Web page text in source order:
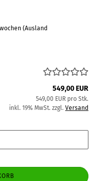
(Ausland
549,00 EUR
549,00 EUR pro Stk.
inkl. 19% MwSt. zzgl. Versand